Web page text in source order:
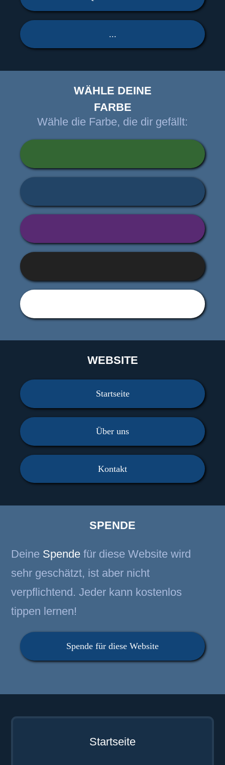
...
WÄHLE DEINE
FARBE
Wähle die Farbe, die dir gefällt:
WEBSITE
Startseite
Über uns
Kontakt
SPENDE
Deine Spende für diese Website wird
sehr geschätzt, ist aber nicht
verpflichtend. Jeder kann kostenlos
tippen lernen!
Spende für diese Website
Startseite